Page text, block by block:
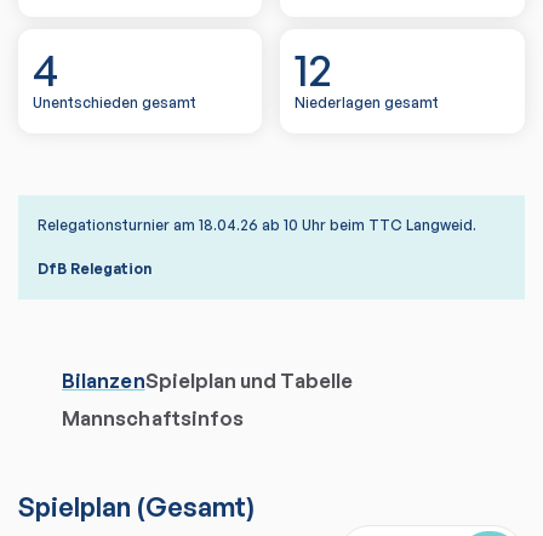
4
Unentschieden gesamt
12
Niederlagen gesamt
Relegationsturnier am 18.04.26 ab 10 Uhr beim TTC Langweid.
DfB Relegation
BilanzenSpielplan und Tabelle
Mannschaftsinfos
Spielplan (Gesamt)